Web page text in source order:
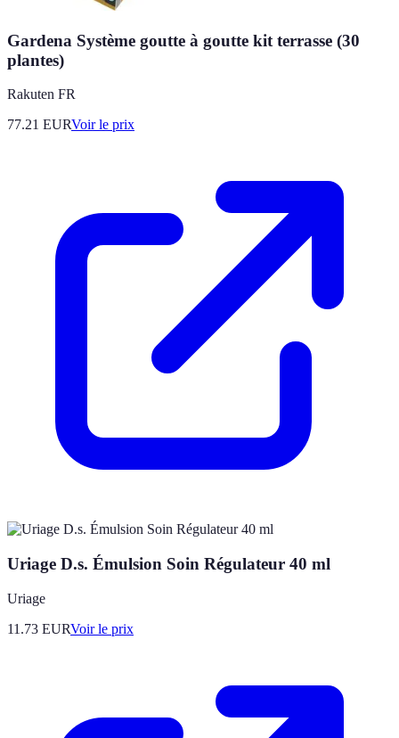
Gardena Système goutte à goutte kit terrasse (30
plantes)
Rakuten FR
77.21 EURVoir le prix
Uriage D.s. Émulsion Soin Régulateur 40 ml
Uriage
11.73 EURVoir le prix